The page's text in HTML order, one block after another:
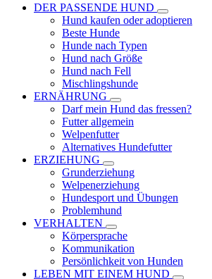
DER PASSENDE HUND
Hund kaufen oder adoptieren
Beste Hunde
Hunde nach Typen
Hund nach Größe
Hund nach Fell
Mischlingshunde
ERNÄHRUNG
Darf mein Hund das fressen?
Futter allgemein
Welpenfutter
Alternatives Hundefutter
ERZIEHUNG
Grunderziehung
Welpenerziehung
Hundesport und Übungen
Problemhund
VERHALTEN
Körpersprache
Kommunikation
Persönlichkeit von Hunden
LEBEN MIT EINEM HUND